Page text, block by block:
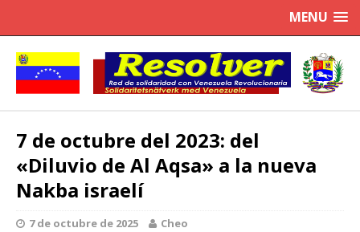
MENU
7 de octubre del 2023: del
«Diluvio de Al Aqsa» a la nueva
Nakba israelí
7 de octubre de 2025 Cheo